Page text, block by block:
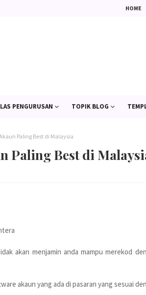
HOME
PENGURUSAN TOPIK BLOG
Paling Best di Malaysia
Paling Best di
akan menjamin anda mampu merekod
akaun yang ada di pasaran yang sesuai